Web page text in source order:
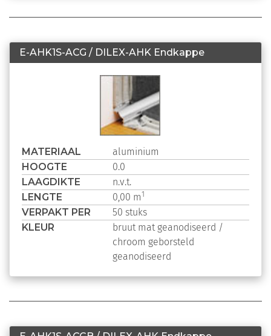
E-AHK1S-ACG / DILEX-AHK Endkappe
MATERIAAL aluminium
HOOGTE 0.0
LAAGDIKTE n.v.t.
LENGTE 0,00 m1
VERPAKT PER 50 stuks
KLEUR
bruut mat geanodiseerd /
chroom geborsteld
geanodiseerd